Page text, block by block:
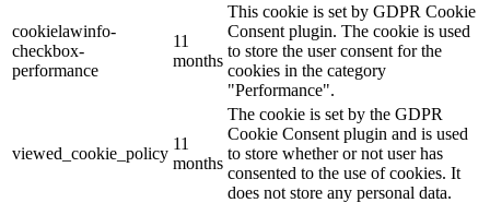
cookielawinfo-
checkbox-
performance
11
months
This cookie is set by GDPR Cookie
Consent plugin. The cookie is used
to store the user consent for the
cookies in the category
"Performance".
viewed_cookie_policy
11
months
The cookie is set by the GDPR
Cookie Consent plugin and is used
to store whether or not user has
consented to the use of cookies. It
does not store any personal data.